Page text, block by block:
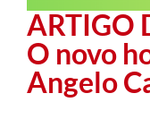
ARTIGO
O novo
Angelo